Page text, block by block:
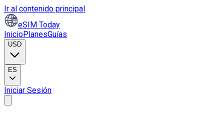
Ir al contenido principal
eSIM Today
InicioPlanesGuías
USD
ES
Iniciar Sesión